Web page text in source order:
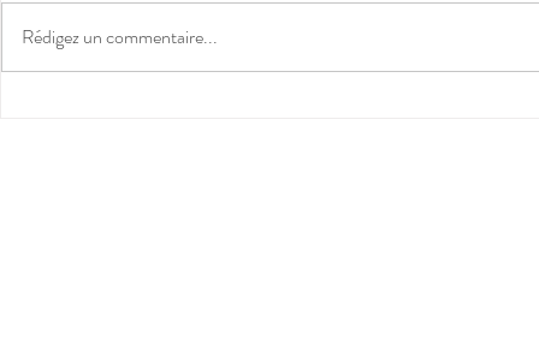
Touchée coulée?
Rédigez un commentaire...